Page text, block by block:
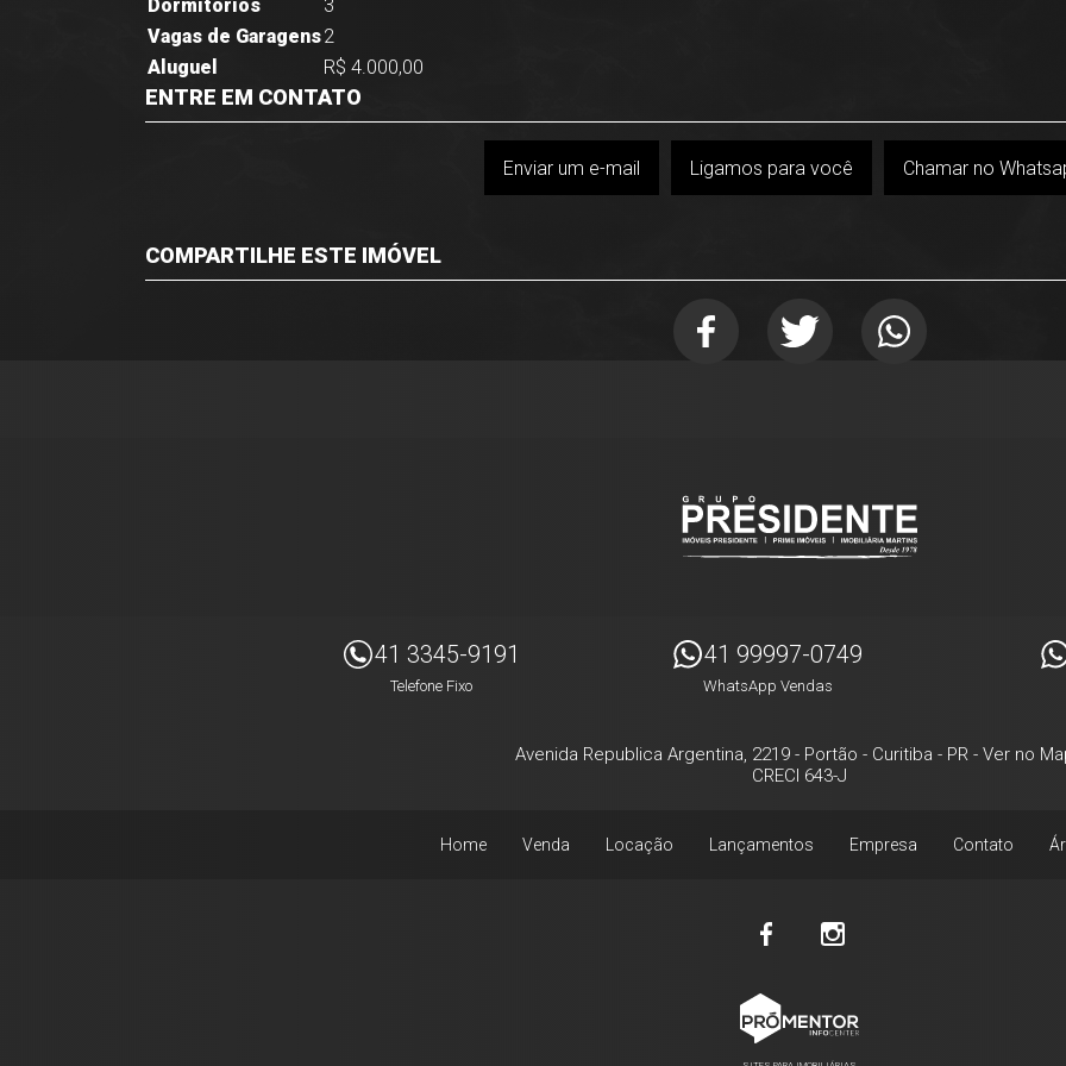
Dormitórios
3
Vagas de Garagens2
Aluguel
R$ 4.000,00
ENTRE EM CONTATO
Enviar um e-mail Ligamos para você Chamar no
COMPARTILHE ESTE IMÓVEL
41 3345-9191
Telefone Fixo
41 99997-0749
WhatsApp Vendas
Avenida Republica Argentina, 2219 - Portão - Curitiba - PR - Ver no
CRECI 643-J
Home Venda Locação Lançamentos Empresa Contato